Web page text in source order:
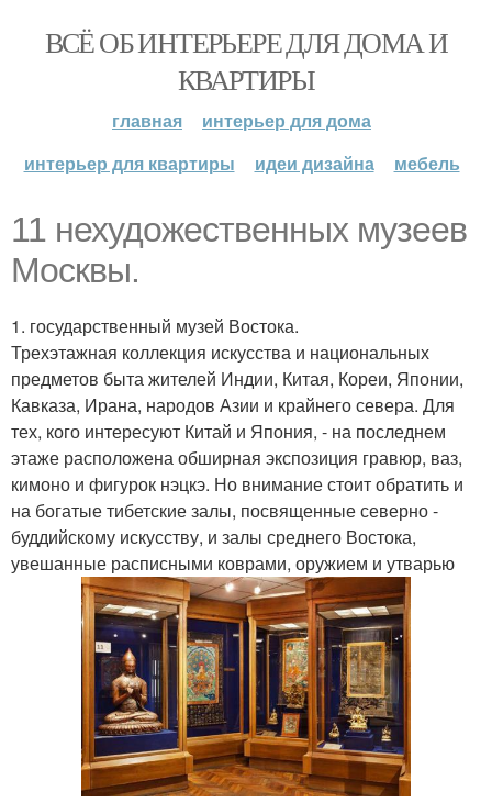
ВСЁ ОБ ИНТЕРЬЕРЕ ДЛЯ ДОМА И
КВАРТИРЫ
главная
интерьер для дома
интерьер для квартиры
идеи дизайна мебель
11 нехудожественных музеев
Москвы.
1. государственный музей Востока.
Трехэтажная коллекция искусства и национальных
предметов быта жителей Индии, Китая, Кореи, Японии,
Кавказа, Ирана, народов Азии и крайнего севера. Для
тех, кого интересуют Китай и Япония, - на последнем
этаже расположена обширная экспозиция гравюр, ваз,
кимоно и фигурок нэцкэ. Но внимание стоит обратить и
на богатые тибетские залы, посвященные северно -
буддийскому искусству, и залы среднего Востока,
увешанные расписными коврами, оружием и утварью